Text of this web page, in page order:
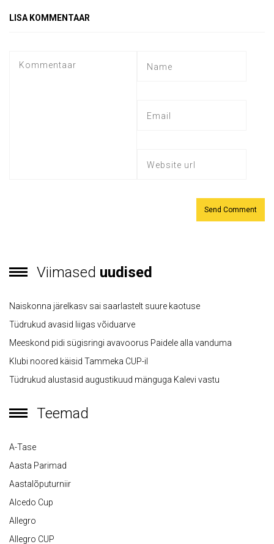
LISA KOMMENTAAR
Viimased uudised
Naiskonna järelkasv sai saarlastelt suure kaotuse
Tüdrukud avasid liigas võiduarve
Meeskond pidi sügisringi avavoorus Paidele alla vanduma
Klubi noored käisid Tammeka CUP-il
Tüdrukud alustasid augustikuud mänguga Kalevi vastu
Teemad
A-Tase
Aasta Parimad
Aastalõputurniir
Alcedo Cup
Allegro
Allegro CUP